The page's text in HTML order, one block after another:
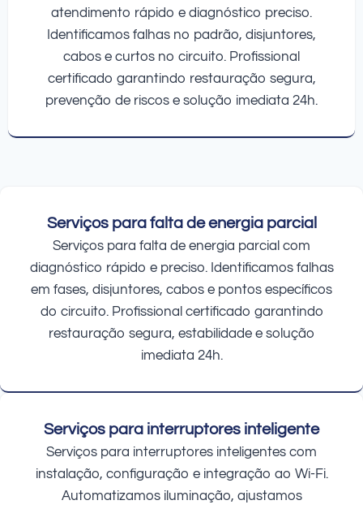
atendimento rápido e diagnóstico preciso.
Identificamos falhas no padrão, disjuntores,
cabos e curtos no circuito. Profissional
certificado garantindo restauração segura,
prevenção de riscos e solução imediata 24h.
Serviços para falta de energia parcial
Serviços para falta de energia parcial com
diagnóstico rápido e preciso. Identificamos falhas
em fases, disjuntores, cabos e pontos específicos
do circuito. Profissional certificado garantindo
restauração segura, estabilidade e solução
imediata 24h.
Serviços para interruptores inteligente
Serviços para interruptores inteligentes com
instalação, configuração e integração ao Wi-Fi.
Automatizamos iluminação, ajustamos